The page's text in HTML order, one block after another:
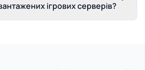
ігрових серверів?